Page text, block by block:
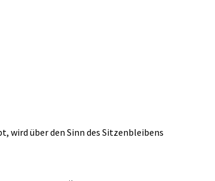
wird über den Sinn des Sitzenbleibens